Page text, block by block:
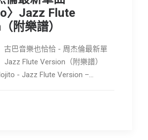
〉Jazz Flute
附樂譜）
古巴音樂也恰恰 - 周杰倫最新單
Jazz Flute Version（附樂譜）
- Jazz Flute Version –…